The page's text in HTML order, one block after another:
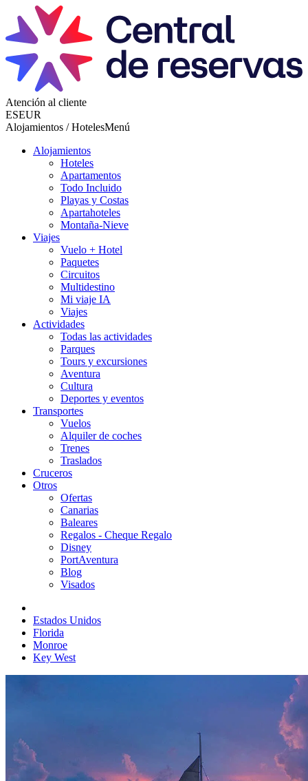
Atención al cliente
ESEUR
Alojamientos / HotelesMenú
Alojamientos
Hoteles
Apartamentos
Todo Incluido
Playas y Costas
Apartahoteles
Montaña-Nieve
Viajes
Vuelo + Hotel
Paquetes
Circuitos
Multidestino
Mi viaje IA
Viajes
Actividades
Todas las actividades
Parques
Tours y excursiones
Aventura
Cultura
Deportes y eventos
Transportes
Vuelos
Alquiler de coches
Trenes
Traslados
Cruceros
Otros
Ofertas
Canarias
Baleares
Regalos - Cheque Regalo
Disney
PortAventura
Blog
Visados
Estados Unidos
Florida
Monroe
Key West